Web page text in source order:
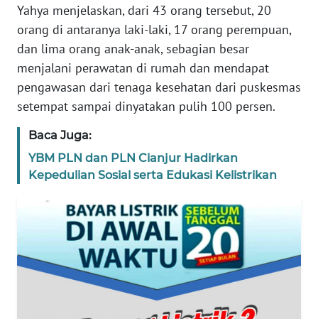
Yahya menjelaskan, dari 43 orang tersebut, 20
orang di antaranya laki-laki, 17 orang perempuan,
dan lima orang anak-anak, sebagian besar
menjalani perawatan di rumah dan mendapat
pengawasan dari tenaga kesehatan dari puskesmas
setempat sampai dinyatakan pulih 100 persen.
Baca Juga:
YBM PLN dan PLN Cianjur Hadirkan
Kepedulian Sosial serta Edukasi Kelistrikan
WN
JAKARTA
WN
JABAR
WN
BANTEN
WN
NTT
WN